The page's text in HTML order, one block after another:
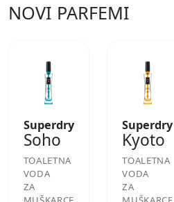
NOVI PARFEMI
Superdry
Soho
TOALETNA
VODA
ZA
Superdry
Kyoto
TOALETNA
VODA
ZA